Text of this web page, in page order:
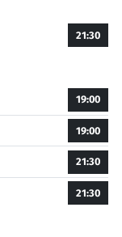
21:30
19:00
19:00
21:30
21:30